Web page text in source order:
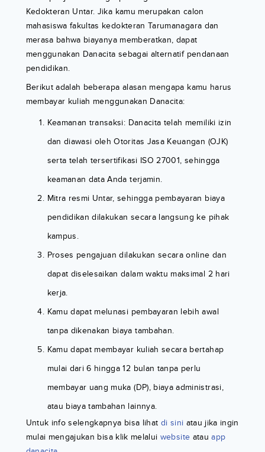
Kedokteran Untar. Jika kamu merupakan calon
mahasiswa fakultas kedokteran Tarumanagara dan
merasa bahwa biayanya memberatkan, dapat
menggunakan Danacita sebagai alternatif pendanaan
pendidikan.
Berikut adalah beberapa alasan mengapa kamu harus
membayar kuliah menggunakan Danacita:
Keamanan transaksi: Danacita telah memiliki izin
dan diawasi oleh Otoritas Jasa Keuangan (OJK)
serta telah tersertifikasi ISO 27001, sehingga
keamanan data Anda terjamin.
Mitra resmi Untar, sehingga pembayaran biaya
pendidikan dilakukan secara langsung ke pihak
kampus.
Proses pengajuan dilakukan secara online dan
dapat diselesaikan dalam waktu maksimal 2 hari
kerja.
Kamu dapat melunasi pembayaran lebih awal
tanpa dikenakan biaya tambahan.
Kamu dapat membayar kuliah secara bertahap
mulai dari 6 hingga 12 bulan tanpa perlu
membayar uang muka (DP), biaya administrasi,
atau biaya tambahan lainnya.
Untuk info selengkapnya bisa lihat di sini atau jika ingin
mulai mengajukan bisa klik melalui website atau app